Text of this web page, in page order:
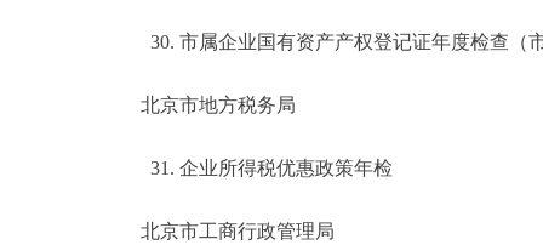
30. 市属企业国有资产产权登记证年度检查（
北京市地方税务局
31. 企业所得税优惠政策年检
北京市工商行政管理局